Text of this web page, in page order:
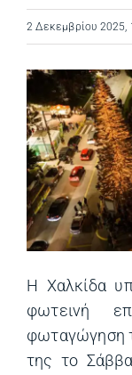
2 Δεκεμβρίου 2025,
Η Χαλκίδα
φωτεινή
φωταγώγηση
της το